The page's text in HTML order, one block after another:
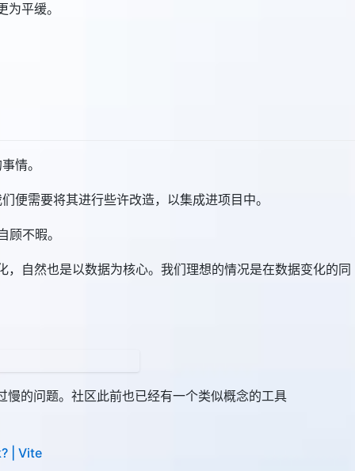
平缓。
情。
需要将其进行些许改造，以集成进项目中。
不暇。
自然也是以数据为核心。我们理想的情况是在数据变化的同
的问题。社区此前也已经有一个类似概念的工具
| Vite